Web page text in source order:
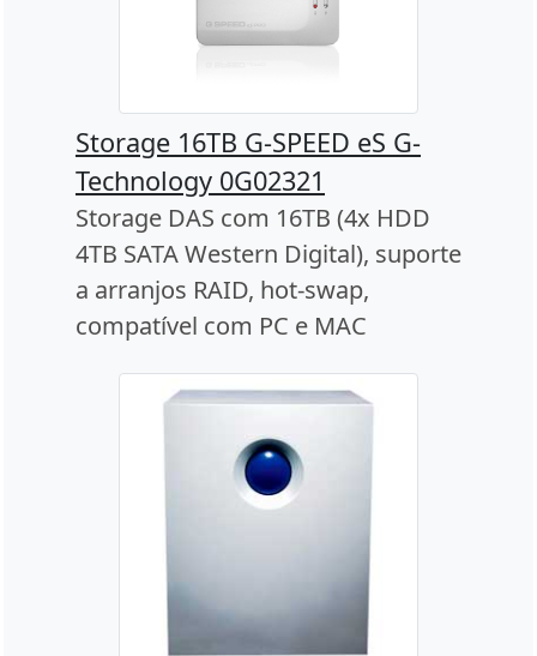
Storage 16TB G-SPEED eS G-
Technology 0G02321
Storage DAS com 16TB (4x HDD
4TB SATA Western Digital), suporte
a arranjos RAID, hot-swap,
compatível com PC e MAC